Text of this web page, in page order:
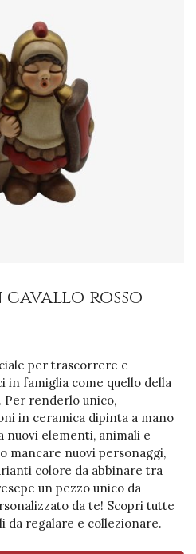
cavallo rosso
per trascorrere e
in famiglia come quello della
Per renderlo unico,
in ceramica dipinta a mano
nuovi elementi, animali e
mancare nuovi personaggi,
colore da abbinare tra
un pezzo unico da
da te! Scopri tutte
da regalare e collezionare.